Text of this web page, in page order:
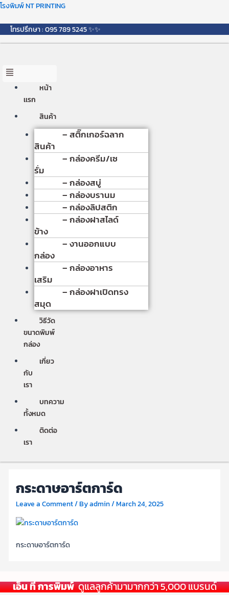
Skip
content
โรงพิมพ์ NT PRINTING
โทรปรึกษา : 095 789 5245 ✨✨
Menu
หน้า
เเรก
สินค้า
– สติ๊กเกอร์ฉลาก
สินค้า
– กล่องครีม/เซ
รั่ม
– กล่องสบู่
– กล่องบรานม
– กล่องลิปสติก
– กล่องฝาสไลด์
ข้าง
– งานออกแบบ
กล่อง
– กล่องอาหาร
เสริม
– กล่องฝาเปิดทรง
สมุด
วิธีวัด
ขนาดพิมพ์
กล่อง
เกี่ยว
กับ
เรา
บทความ
ทั้งหมด
ติดต่อ
เรา
กระดาษอาร์ตการ์ด
Leave a Comment/ Byadmin/March 24, 2025
กระดาษอาร์ตการ์ด
เอ็น ที การพิมพ์ดูแลลูกค้ามามากกว่า 5,000 แบรนด์